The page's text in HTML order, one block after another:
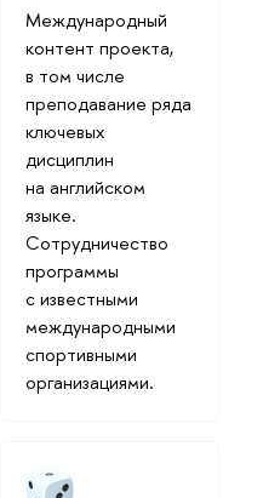
Международный
контент проекта,
в том числе
преподавание ряда
ключевых
дисциплин
на английском
языке.
Сотрудничество
программы
с известными
международными
спортивными
организациями.